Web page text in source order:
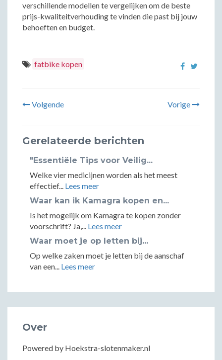
verschillende modellen te vergelijken om de beste
prijs-kwaliteitverhouding te vinden die past bij jouw
behoeften en budget.
fatbike kopen
Volgende Vorige
Gerelateerde berichten
"Essentiële Tips voor Veilig...
Welke vier medicijnen worden als het meest
effectief... Lees meer
Waar kan ik Kamagra kopen en...
Is het mogelijk om Kamagra te kopen zonder
voorschrift? Ja,... Lees meer
Waar moet je op letten bij...
Op welke zaken moet je letten bij de aanschaf
van een... Lees meer
Over
Powered by Hoekstra-slotenmaker.nl